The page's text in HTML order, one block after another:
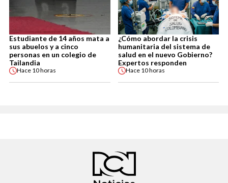
Estudiante de 14 años mata a
sus abuelos y a cinco
personas en un colegio de
Tailandia
Hace 10 horas
¿Cómo abordar la crisis
humanitaria del sistema de
salud en el nuevo Gobierno?
Expertos responden
Hace 10 horas